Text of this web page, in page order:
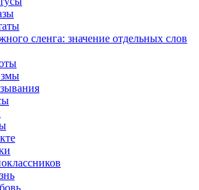
сленга: значение отдельных слов